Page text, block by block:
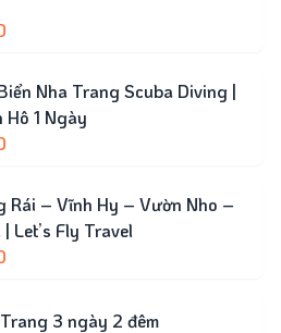
Nha Trang Scuba Diving |
Hô 1 Ngày
Rái – Vĩnh Hy – Vườn Nho –
Let’s Fly Travel
3 ngày 2 đêm